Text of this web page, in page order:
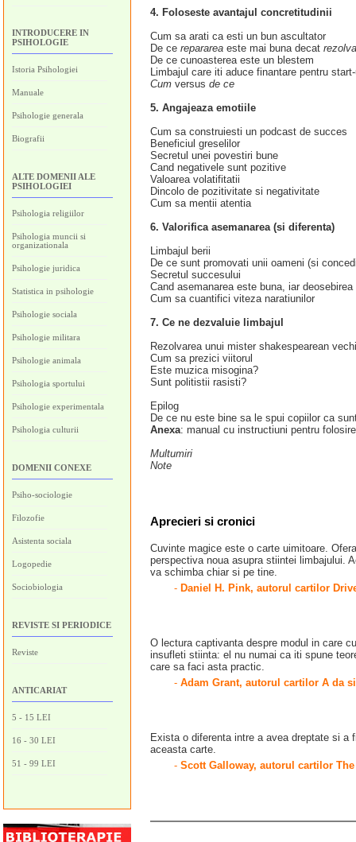
INTRODUCERE IN
PSIHOLOGIE
Istoria Psihologiei
Manuale
Psihologie generala
Biografii
ALTE DOMENII ALE
PSIHOLOGIEI
Psihologia religiilor
Psihologia muncii si
organizationala
Psihologie juridica
Statistica in psihologie
Psihologie sociala
Psihologie militara
Psihologie animala
Psihologia sportului
Psihologie experimentala
Psihologia culturii
DOMENII CONEXE
Psiho-sociologie
Filozofie
Asistenta sociala
Logopedie
Sociobiologia
REVISTE SI PERIODICE
Reviste
ANTICARIAT
5 - 15 LEI
16 - 30 LEI
51 - 99 LEI
4. Foloseste avantajul concretitudinii
Cum sa arati ca esti un bun ascultator
De ce repararea este mai buna decat
De ce cunoasterea este un blestem
Limbajul care iti aduce finantare pentru
Cum versus de ce
5. Angajeaza emotiile
Cum sa construiesti un podcast de succes
Beneficiul greselilor
Secretul unei povestiri bune
Cand negativele sunt pozitive
Valoarea volatifitatii
Dincolo de pozitivitate si negativitate
Cum sa mentii atentia
6. Valorifica asemanarea (si diferenta)
Limbajul berii
De ce sunt promovati unii oameni (si
Secretul succesului
Cand asemanarea este buna, iar
Cum sa cuantifici viteza naratiunilor
7. Ce ne dezvaluie limbajul
Rezolvarea unui mister shakespearean
Cum sa prezici viitorul
Este muzica misogina?
Sunt politistii rasisti?
Epilog
De ce nu este bine sa le spui copiilor ca
Anexa: manual cu instructiuni pentru
Multumiri
Note
Aprecieri si cronici
Cuvinte magice este o carte uimitoare.
perspectiva noua asupra stiintei limbajului.
va schimba chiar si pe tine.
- Daniel H. Pink, autorul cartilor
O lectura captivanta despre modul in care
insufleti stiinta: el nu numai ca iti spune
care sa faci asta practic.
- Adam Grant, autorul cartilor A da
Exista o diferenta intre a avea dreptate si
aceasta carte.
- Scott Galloway, autorul cartilor